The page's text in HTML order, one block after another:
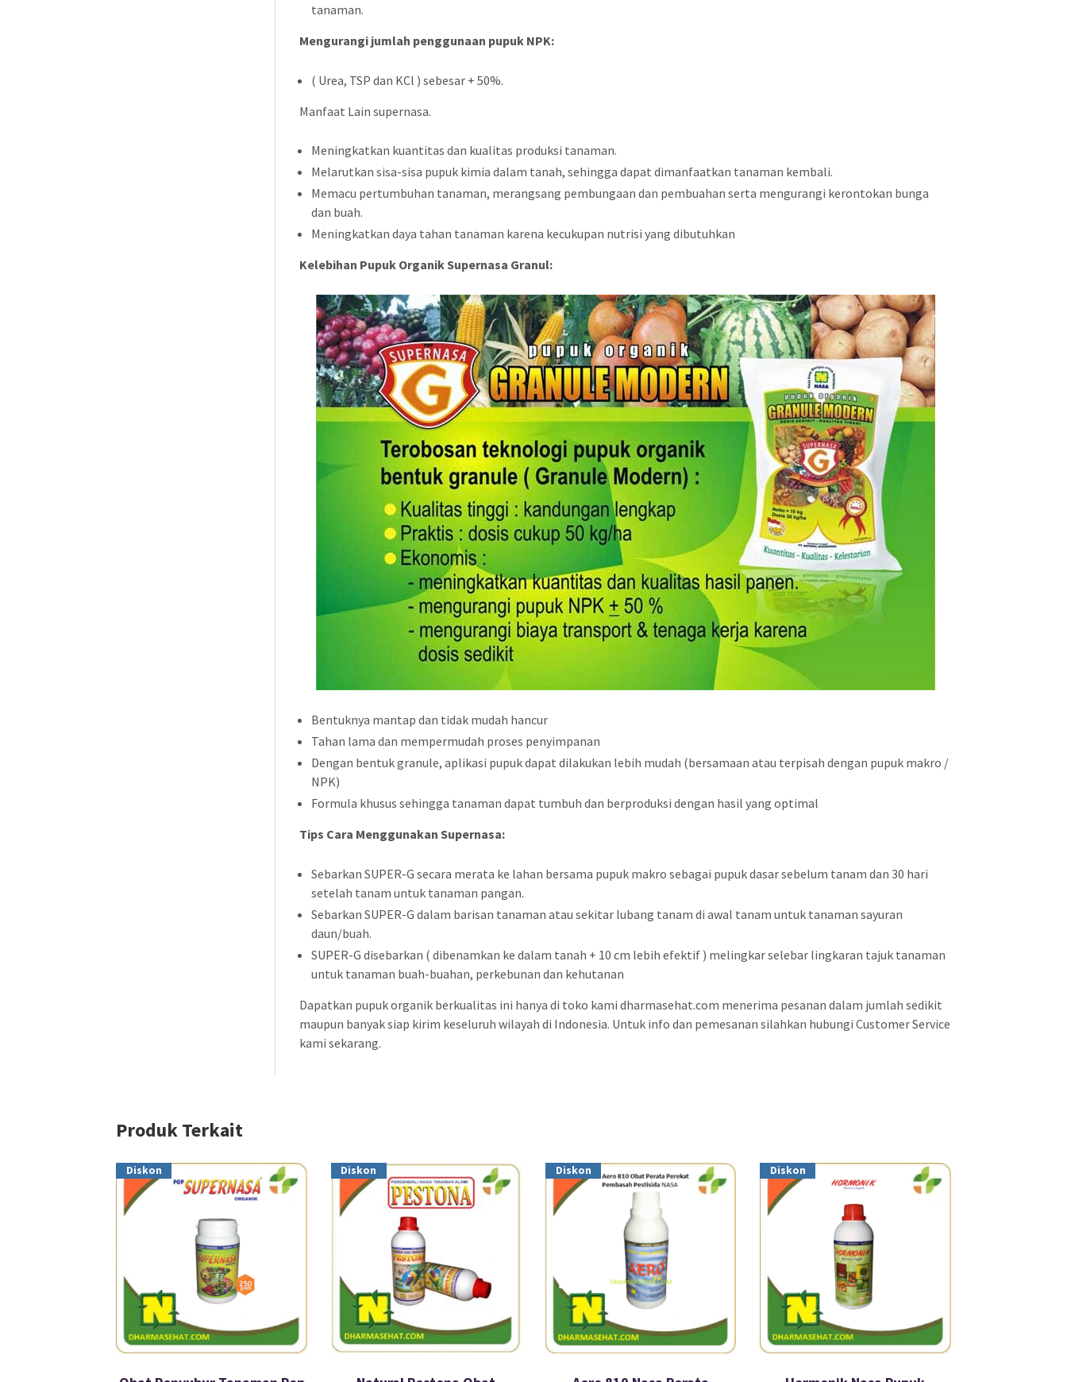
tanaman.
Mengurangi jumlah penggunaan pupuk NPK:
( Urea, TSP dan KCl ) sebesar + 50%.
Manfaat Lain supernasa.
Meningkatkan kuantitas dan kualitas produksi tanaman.
Melarutkan sisa-sisa pupuk kimia dalam tanah, sehingga dapat dimanfaatkan tanaman kembali.
Memacu pertumbuhan tanaman, merangsang pembungaan dan pembuahan serta mengurangi kerontokan bunga
dan buah.
Meningkatkan daya tahan tanaman karena kecukupan nutrisi yang dibutuhkan
Kelebihan Pupuk Organik Supernasa Granul:
Bentuknya mantap dan tidak mudah hancur
Tahan lama dan mempermudah proses penyimpanan
Dengan bentuk granule, aplikasi pupuk dapat dilakukan lebih mudah (bersamaan atau terpisah dengan pupuk makro /
NPK)
Formula khusus sehingga tanaman dapat tumbuh dan berproduksi dengan hasil yang optimal
Tips Cara Menggunakan Supernasa:
Sebarkan SUPER-G secara merata ke lahan bersama pupuk makro sebagai pupuk dasar sebelum tanam dan 30 hari
setelah tanam untuk tanaman pangan.
Sebarkan SUPER-G dalam barisan tanaman atau sekitar lubang tanam di awal tanam untuk tanaman sayuran
daun/buah.
SUPER-G disebarkan ( dibenamkan ke dalam tanah + 10 cm lebih efektif ) melingkar selebar lingkaran tajuk tanaman
untuk tanaman buah-buahan, perkebunan dan kehutanan
Dapatkan pupuk organik berkualitas ini hanya di toko kami dharmasehat.com menerima pesanan dalam jumlah sedikit
maupun banyak siap kirim keseluruh wilayah di Indonesia. Untuk info dan pemesanan silahkan hubungi Customer Service
kami sekarang.
Produk Terkait
Diskon Diskon Diskon Diskon